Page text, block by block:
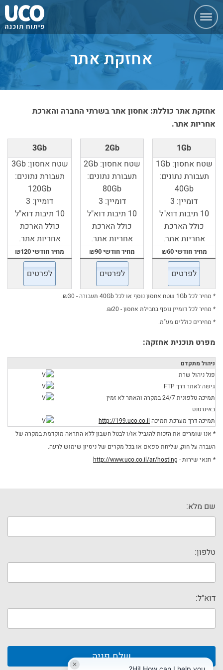
ניווט
מהיר
אחזקת אתר
אחזקת אתר כוללת: אחסון אתר בשרתי החברה והארכת
אחריות אתר.
1Gb
2Gb
3Gb
שטח אחסון: 1Gb
תעבורת נתונים:
40Gb
דומיין: 3
10 תיבות דוא"ל
כולל הארכת
אחריות אתר.
שטח אחסון: 2Gb
תעבורת נתונים:
80Gb
דומיין: 3
10 תיבות דוא"ל
כולל הארכת
אחריות אתר.
שטח אחסון: 3Gb
תעבורת נתונים:
120Gb
דומיין: 3
10 תיבות דוא"ל
כולל הארכת
אחריות אתר.
מחיר חודשי ₪60 מחיר חודשי ₪90 מחיר חודשי ₪120
* מחיר לכל 1Gb שטח אחסון נוסף או לכל 40Gb תעבורה - ₪30.
* מחיר לכל דומיין נוסף בחבילת אחסון - ₪20.
* מחירים כוללים מע"מ.
מפרט תוכנית אחזקה:
ניהול מתקדם
פנל ניהול שרת
גישה לאתר דרך FTP
תמיכהטלפונית24/7במקרה והאתר לא זמין
באינרטנט
תמיכהדרך מערכת תמיכה http://199.uco.co.il
* אנו שומרים את הזכות להגביל או/ו לבטל חשבון ללא התראה מוקדמת במקרה של
העברה על חוק, שליחת ספאם או בכל מקרים של ניסיון שימוש לרעה.
* תנאי שירות - http://www.uco.co.il/ar/hosting
שם מלא:
טלפון:
דוא"ל:
✕